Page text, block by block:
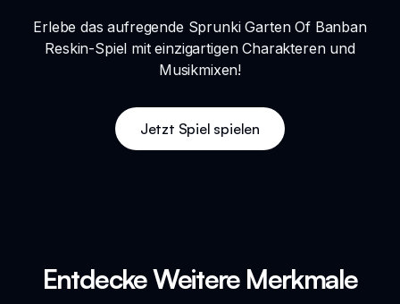
Erlebe das aufregende Sprunki Garten Of Banban
Reskin-Spiel mit einzigartigen Charakteren und
Musikmixen!
Jetzt Spiel spielen
Entdecke Weitere Merkmale